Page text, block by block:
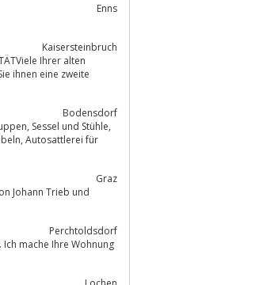
Enns
Kaisersteinbruch
Ihrer alten
ihnen eine zweite
Bodensdorf
Graz
Johann Trieb und
Perchtoldsdorf
mache Ihre Wohnung